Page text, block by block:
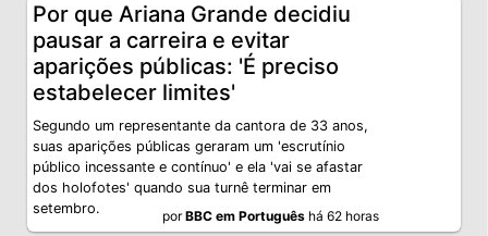
Por que Ariana Grande decidiu
pausar a carreira e evitar
aparições públicas: 'É preciso
estabelecer limites'
Segundo um representante da cantora de 33 anos,
suas aparições públicas geraram um 'escrutínio
público incessante e contínuo' e ela 'vai se afastar
dos holofotes' quando sua turnê terminar em
setembro.
porBBC em Português há 62 horas